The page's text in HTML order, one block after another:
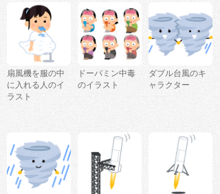
扇風機を服の中
に入れる人のイ
ラスト
ドーパミン中毒
のイラスト
ダブル台風のキ
ャラクター